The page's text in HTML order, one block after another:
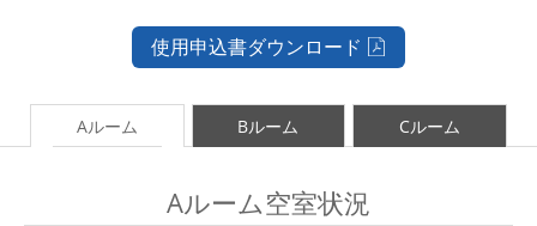
使用申込書ダウンロード
Aルーム Bルーム Cルーム
Aルーム空室状況